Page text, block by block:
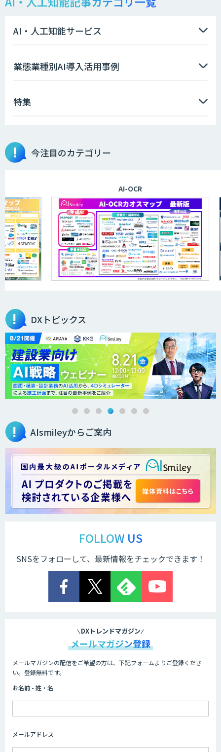
AIエージェント開発支援
AIエンジニアアカデミー（バイブコーデ
aiDAPTIV+
ELYZA Works with KDDI
JAPAN AI KNOWLEDGE
オーダーメイドAI人材育成研修
Brain Plus for Sales
データ分析/AI開発/コンサルティング
Docify（ドシファイ）
Cogent AI Cabinet
imprai ezKotae
AI・人工知能サービス
業態業種別AI導入活用事例
特集
今注目のカテゴリー
AI-OCR
DXトピックス
AIsmileyからご案内
FOLLOW US
SNSをフォローして、最新情報をチェックできます！
DXトレンドマガジン
メールマガジン登録
メールマガジンの配信をご希望の方は、下記フォームよりご登録くださ
い。登録無料です。
お名前 - 姓・名
メールアドレス